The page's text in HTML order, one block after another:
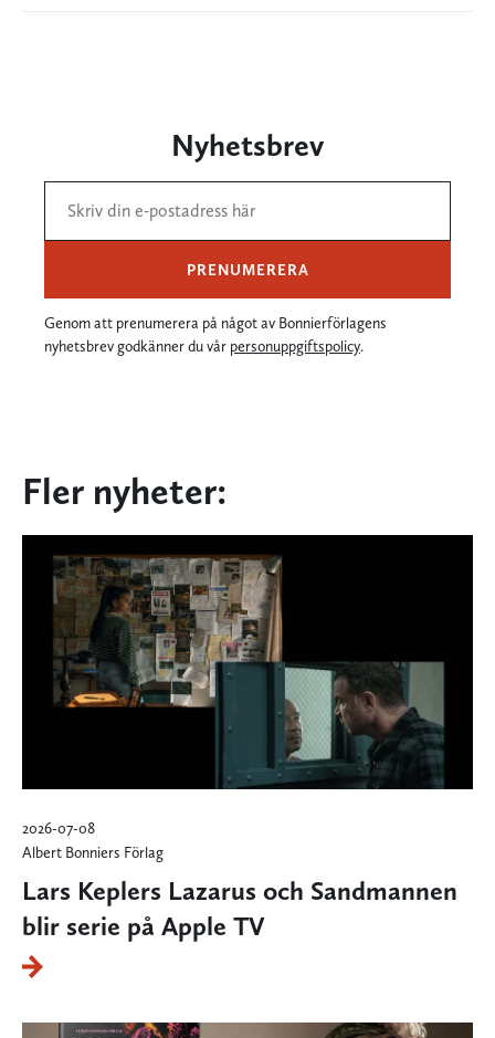
Nyhetsbrev
PRENUMERERA
Genom att prenumerera på något av Bonnierförlagens
nyhetsbrev godkänner du vår personuppgiftspolicy.
Fler nyheter:
2026-07-08
Albert Bonniers Förlag
Lars Keplers Lazarus och Sandmannen
blir serie på Apple TV